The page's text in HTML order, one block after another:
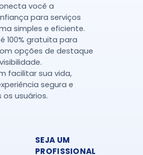
você a
para serviços
simples e eficiente.
100% gratuita para
opções de destaque
facilitar sua vida,
segura e
usuários.
SEJA UM
PROFISSIONAL